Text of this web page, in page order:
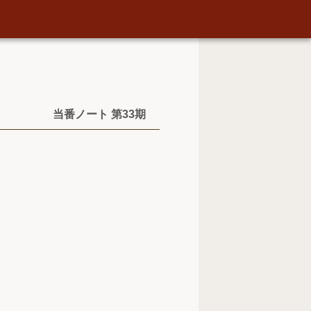
当番ノート 第33期